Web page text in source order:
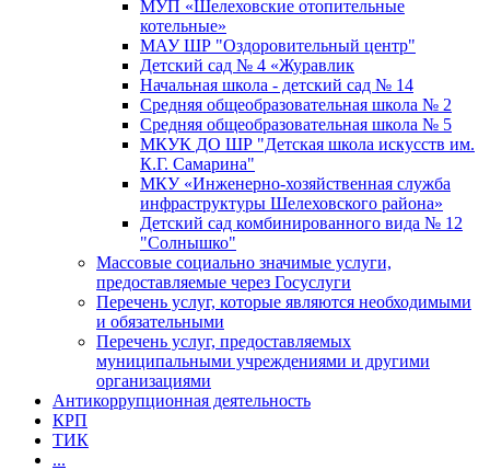
МУП «Шелеховские отопительные
котельные»
МАУ ШР "Оздоровительный центр"
Детский сад № 4 «Журавлик
Начальная школа - детский сад № 14
Средняя общеобразовательная школа № 2
Средняя общеобразовательная школа № 5
МКУК ДО ШР "Детская школа искусств им.
К.Г. Самарина"
МКУ «Инженерно-хозяйственная служба
инфраструктуры Шелеховского района»
Детский сад комбинированного вида № 12
"Солнышко"
Массовые социально значимые услуги,
предоставляемые через Госуслуги
Перечень услуг, которые являются необходимыми
и обязательными
Перечень услуг, предоставляемых
муниципальными учреждениями и другими
организациями
Антикоррупционная деятельность
КРП
ТИК
...